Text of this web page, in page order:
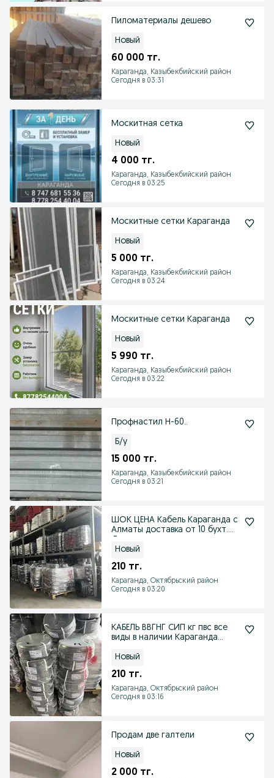
Пиломатериалы дешево
Новый
60 000 тг.
Караганда, Казыбекбийский район
Сегодня в 03:31
Москитная сетка
Новый
4 000 тг.
Караганда, Казыбекбийский район
Сегодня в 03:25
Москитные сетки Караганда
Новый
5 000 тг.
Караганда, Казыбекбийский район
Сегодня в 03:24
Москитные сетки Караганда
Новый
5 990 тг.
Караганда, Казыбекбийский район
Сегодня в 03:22
Профнастил Н-60..
Б/у
15 000 тг.
Караганда, Казыбекбийский район
Сегодня в 03:21
ШОК ЦЕНА Кабель Караганда с
Алматы доставка от 10 бухт.
Новый
210 тг.
Караганда, Октябрьский район
Сегодня в 03:20
КАБЕЛЬ ВВГНГ СИП кг пвс все
виды в наличии Караганда
Новый
210 тг.
Караганда, Октябрьский район
Сегодня в 03:16
Продам две галтели
Новый
2 000 тг.